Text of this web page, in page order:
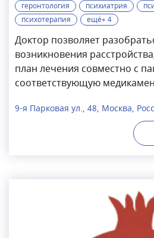
геронтология психиатрия
психотерапия
ещё+ 4
Доктор позволяет
возникновения
план лечения совместно с
соответствующую
релаксации. В результате
нейрохимические и
улучшается сон, душевное
предотвратить рецидив,
интегрировать полученные
повседневную жизнь и
9-я Парковая ул., 48, Москва,